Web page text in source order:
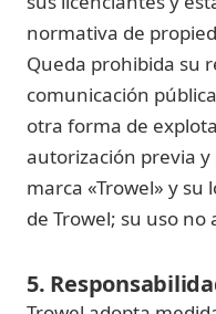
normativa de
Queda prohibida su
comunicación
otra forma de
autorización previa y
marca «Trowel» y
de Trowel; su uso
5.